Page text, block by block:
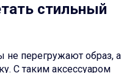
стильный
перегружают образ, а
С таким аксессуаром